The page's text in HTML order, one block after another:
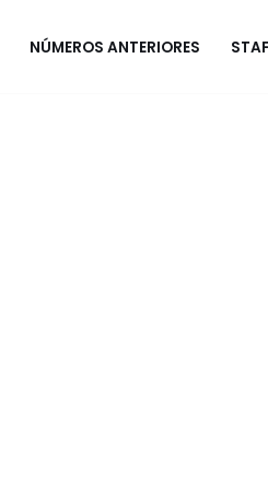
NÚMEROS ANTERIORES